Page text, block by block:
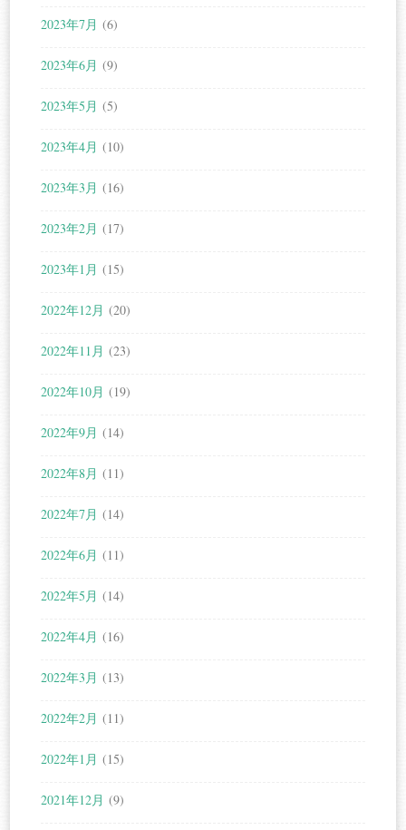
2023年7月 (6)
2023年6月 (9)
2023年5月 (5)
2023年4月 (10)
2023年3月 (16)
2023年2月 (17)
2023年1月 (15)
2022年12月 (20)
2022年11月 (23)
2022年10月 (19)
2022年9月 (14)
2022年8月 (11)
2022年7月 (14)
2022年6月 (11)
2022年5月 (14)
2022年4月 (16)
2022年3月 (13)
2022年2月 (11)
2022年1月 (15)
2021年12月 (9)